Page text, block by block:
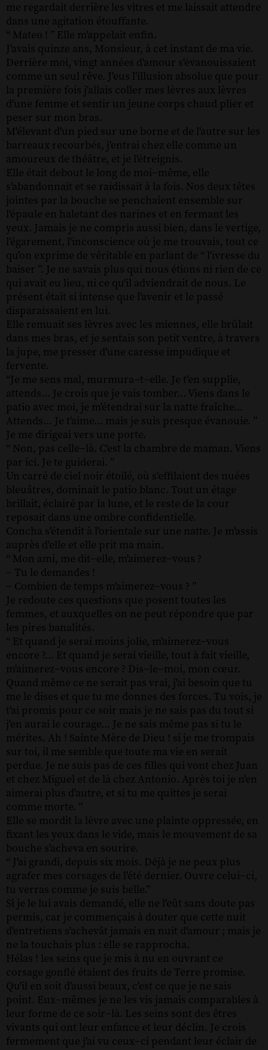
me regardait derrière les vitres et me laissait attendre
dans une agitation étouffante.
“ Mateo ! ” Elle m'appelait enfin.
J'avais quinze ans, Monsieur, à cet instant de ma vie.
Derrière moi, vingt années d'amour s'évanouissaient
comme un seul rêve. J'eus l'illusion absolue que pour
la première fois j'allais coller mes lèvres aux lèvres
d'une femme et sentir un jeune corps chaud plier et
peser sur mon bras.
M'élevant d'un pied sur une borne et de l'autre sur les
barreaux recourbés, j'entrai chez elle comme un
amoureux de théâtre, et je l'étreignis.
Elle était debout le long de moi−même, elle
s'abandonnait et se raidissait à la fois. Nos deux têtes
jointes par la bouche se penchaient ensemble sur
l'épaule en haletant des narines et en fermant les
yeux. Jamais je ne compris aussi bien, dans le vertige,
l'égarement, l'inconscience où je me trouvais, tout ce
qu'on exprime de véritable en parlant de “ l'ivresse du
baiser ”. Je ne savais plus qui nous étions ni rien de ce
qui avait eu lieu, ni ce qu'il adviendrait de nous. Le
présent était si intense que l'avenir et le passé
disparaissaient en lui.
Elle remuait ses lèvres avec les miennes, elle brûlait
dans mes bras, et je sentais son petit ventre, à travers
la jupe, me presser d'une caresse impudique et
fervente.
“Je me sens mal, murmura−t−elle. Je t'en supplie,
attends... Je crois que je vais tomber... Viens dans le
patio avec moi, je m'étendrai sur la natte fraîche...
Attends... Je t'aime... mais je suis presque évanouie. ”
Je me dirigeai vers une porte.
“ Non, pas celle−là. C'est la chambre de maman. Viens
par ici. Je te guiderai. ”
Un carré de ciel noir étoilé, où s'effilaient des nuées
bleuâtres, dominait le patio blanc. Tout un étage
brillait, éclairé par la lune, et le reste de la cour
reposait dans une ombre confidentielle.
Concha s'étendit à l'orientale sur une natte. Je m'assis
auprès d'elle et elle prit ma main.
“ Mon ami, me dit−elle, m'aimerez−vous ?
− Tu le demandes !
− Combien de temps m'aimerez−vous ? ”
Je redoute ces questions que posent toutes les
femmes, et auxquelles on ne peut répondre que par
les pires banalités.
“ Et quand je serai moins jolie, m'aimerez−vous
encore ?... Et quand je serai vieille, tout à fait vieille,
m'aimerez−vous encore ? Dis−le−moi, mon cœur.
Quand même ce ne serait pas vrai, j'ai besoin que tu
me le dises et que tu me donnes des forces. Tu vois, je
t'ai promis pour ce soir mais je ne sais pas du tout si
j'en aurai le courage... Je ne sais même pas si tu le
mérites. Ah ! Sainte Mère de Dieu ! si je me trompais
sur toi, il me semble que toute ma vie en serait
perdue. Je ne suis pas de ces filles qui vont chez Juan
et chez Miguel et de là chez Antonio. Après toi je n'en
aimerai plus d'autre, et si tu me quittes je serai
comme morte. ”
Elle se mordit la lèvre avec une plainte oppressée, en
fixant les yeux dans le vide, mais le mouvement de sa
bouche s'acheva en sourire.
“ J'ai grandi, depuis six mois. Déjà je ne peux plus
agrafer mes corsages de l'été dernier. Ouvre celui−ci,
tu verras comme je suis belle.”
Si je le lui avais demandé, elle ne l'eût sans doute pas
permis, car je commençais à douter que cette nuit
d'entretiens s'achevât jamais en nuit d'amour ; mais je
ne la touchais plus : elle se rapprocha.
Hélas ! les seins que je mis à nu en ouvrant ce
corsage gonflé étaient des fruits de Terre promise.
Qu'il en soit d'aussi beaux, c'est ce que je ne sais
point. Eux−mêmes je ne les vis jamais comparables à
leur forme de ce soir−là. Les seins sont des êtres
vivants qui ont leur enfance et leur déclin. Je crois
fermement que j'ai vu ceux−ci pendant leur éclair de